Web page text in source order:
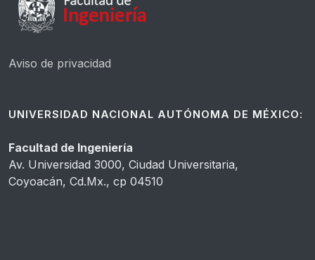
Aviso de privacidad
UNIVERSIDAD NACIONAL AUTÓNOMA DE MÉXICO:
Facultad de Ingeniería
Av. Universidad 3000, Ciudad Universitaria,
Coyoacán, Cd.Mx., cp 04510